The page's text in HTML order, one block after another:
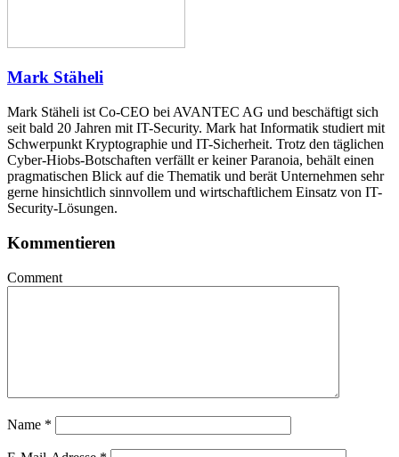
Mark Stäheli
Mark Stäheli ist Co-CEO bei AVANTEC AG und beschäftigt sich
seit bald 20 Jahren mit IT-Security. Mark hat Informatik studiert mit
Schwerpunkt Kryptographie und IT-Sicherheit. Trotz den täglichen
Cyber-Hiobs-Botschaften verfällt er keiner Paranoia, behält einen
pragmatischen Blick auf die Thematik und berät Unternehmen sehr
gerne hinsichtlich sinnvollem und wirtschaftlichem Einsatz von IT-
Security-Lösungen.
Kommentieren
Comment
Name *